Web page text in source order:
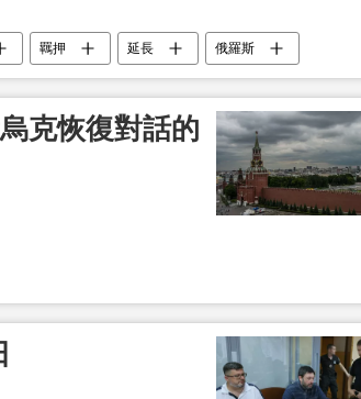
羈押 延長 俄羅斯
克恢復對話的